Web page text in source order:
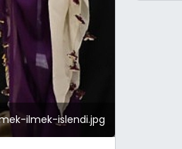
ilmek-islendi.jpg